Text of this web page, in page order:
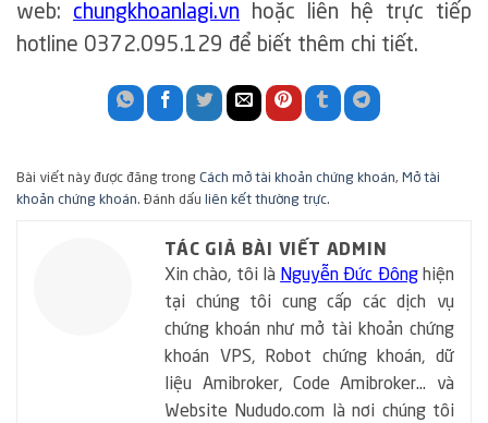
web: chungkhoanlagi.vn hoặc liên hệ trực tiếp
hotline 0372.095.129 để biết thêm chi tiết.
Bài viết này được đăng trong Cách mở tài khoản chứng khoán, Mở tài
khoản chứng khoán. Đánh dấu liên kết thường trực.
TÁC GIẢ BÀI VIẾT ADMIN
Xin chào, tôi là Nguyễn Đức Đônghiện
tại chúng tôi cung cấp các dịch vụ
chứng khoán như mở tài khoản chứng
khoán VPS, Robot chứng khoán, dữ
liệu Amibroker, Code Amibroker... và
Website Nududo.com là nơi chúng tôi